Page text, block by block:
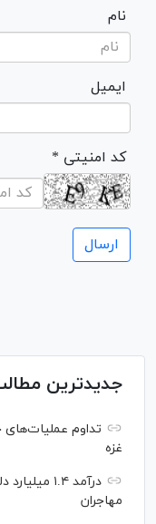
نام
ایمیل
* کد امنیتی
جدیدترین
تداوم عملیات‌های
غزه
درآمد ۱.۴
مهاجران